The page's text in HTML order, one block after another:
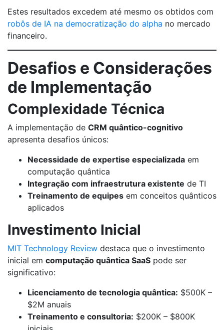
Estes resultados excedem até mesmo os obtidos com
robôs de IA na democratização do alpha no mercado
financeiro.
Desafios e Considerações
de Implementação
Complexidade Técnica
A implementação de CRM quântico-cognitivo
apresenta desafios únicos:
Necessidade de expertise especializada em
computação quântica
Integração com infraestrutura existente de TI
Treinamento de equipes em conceitos quânticos
aplicados
Investimento Inicial
MIT Technology Review destaca que o investimento
inicial em computação quântica SaaS pode ser
significativo:
Licenciamento de tecnologia quântica: $500K –
$2M anuais
Treinamento e consultoria: $200K – $800K